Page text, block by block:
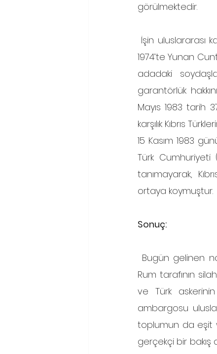
görülmektedir.
1974’te Yunan
adadaki
garantörlük
Mayıs 1983 tarih
karşılık Kıbrıs
15 Kasım 1983
Türk Cumhuriyeti
tanımayarak,
ortaya koymuştur.
Sonuç:
Rum tarafının
ve Türk
ambargosu
toplumun da eşit
gerçekçi bir bakış